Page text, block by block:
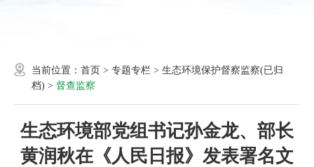
当前位置： 首页 > 专题专栏 > 生态环境保护督察监察(已归
档) > 督查监察
生态环境部党组书记孙金龙、部长
黄润秋在《人民日报》发表署名文